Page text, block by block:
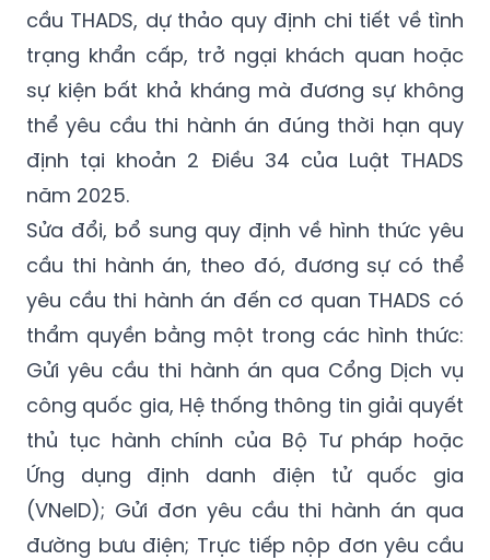
cầu THADS, dự thảo quy định chi tiết về tình
trạng khẩn cấp, trở ngại khách quan hoặc
sự kiện bất khả kháng mà đương sự không
thể yêu cầu thi hành án đúng thời hạn quy
định tại khoản 2 Điều 34 của Luật THADS
năm 2025.
Sửa đổi, bổ sung quy định về hình thức yêu
cầu thi hành án, theo đó, đương sự có thể
yêu cầu thi hành án đến cơ quan THADS có
thẩm quyền bằng một trong các hình thức:
Gửi yêu cầu thi hành án qua Cổng Dịch vụ
công quốc gia, Hệ thống thông tin giải quyết
thủ tục hành chính của Bộ Tư pháp hoặc
Ứng dụng định danh điện tử quốc gia
(VNeID); Gửi đơn yêu cầu thi hành án qua
đường bưu điện; Trực tiếp nộp đơn yêu cầu